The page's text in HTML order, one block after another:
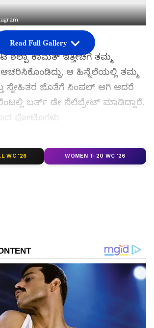
ಶಿಲ್ಪಾ ಕಾಮತ್ ಇತ್ತೀಚೆಗೆ ತಮ್ಮ
ಆಚರಿಸಿಕೊಂಡಿದ್ದು, ಆ ಹಿನ್ನೆಲೆಯಲ್ಲಿ ತಮ್ಮ
ಸ್ನೇಹಿತರ ಜೊತೆಗೆ ಸಿಂಪಲ್ ಆಗಿ ಆದರೆ
ಬರ್ತ್ ಡೇ ಸೆಲೆಬ್ರೇಟ್ ಮಾಡಿದ್ದಾರೆ.
ಫೋಟೊಗಳು
asianet suvarna news ಅನ್ನು
ಆಯ್ಕೆ ಮಾಡಿಕೊಳ್ಳಿ
Read Full Gallery
WC '26 WOMEN T-20 WC '26